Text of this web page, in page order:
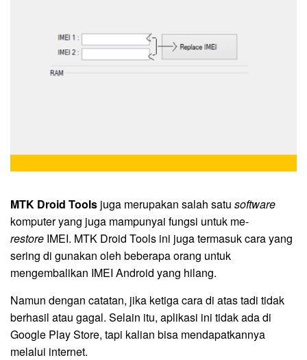
MTK Droid Tools juga merupakan salah satu software
komputer yang juga mampunyai fungsi untuk me-
restore IMEI. MTK Droid Tools ini juga termasuk cara yang
sering di gunakan oleh beberapa orang untuk
mengembalikan IMEI Android yang hilang.
Namun dengan catatan, jika ketiga cara di atas tadi tidak
berhasil atau gagal. Selain itu, aplikasi ini tidak ada di
Google Play Store, tapi kalian bisa mendapatkannya
melalui internet.